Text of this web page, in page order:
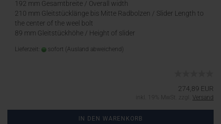
192 mm Gesamtbreite / Overall width
210 mm Gleitstücklänge bis Mitte Radbolzen / Slider Length to
the center of the weel bolt
89 mm Gleitstückhöhe / Height of slider
Lieferzeit: sofort (Ausland abweichend)
274,89 EUR
inkl. 19% MwSt. zzgl. Versand
IN DEN WARENKORB